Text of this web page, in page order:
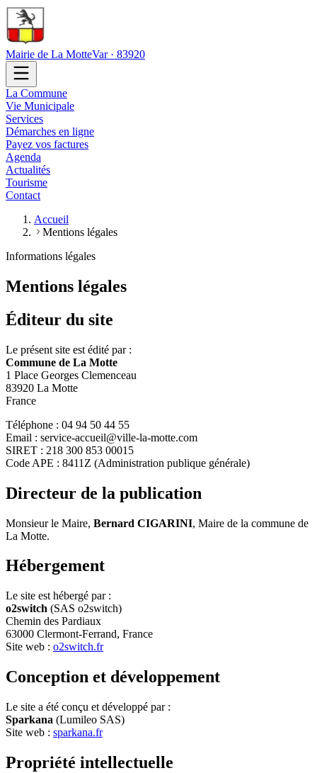
Mairie de La MotteVar · 83920
La Commune
Vie Municipale
Services
Démarches en ligne
Payez vos factures
Agenda
Actualités
Tourisme
Contact
Accueil
Mentions légales
Informations légales
Mentions légales
Éditeur du site
Le présent site est édité par :
Commune de La Motte
1 Place Georges Clemenceau
83920 La Motte
France
Téléphone : 04 94 50 44 55
Email : service-accueil@ville-la-motte.com
SIRET : 218 300 853 00015
Code APE : 8411Z (Administration publique générale)
Directeur de la publication
Monsieur le Maire, Bernard CIGARINI, Maire de la commune de
La Motte.
Hébergement
Le site est hébergé par :
o2switch (SAS o2switch)
Chemin des Pardiaux
63000 Clermont-Ferrand, France
Site web : o2switch.fr
Conception et développement
Le site a été conçu et développé par :
Sparkana (Lumileo SAS)
Site web : sparkana.fr
Propriété intellectuelle